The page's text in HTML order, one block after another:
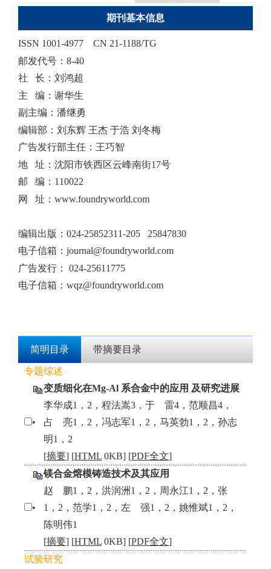
期刊基本信息
ISSN 1001-4977 CN 21-1188/TG
邮发代号：8-40
社 长：刘鸿超
主 编：谢华生
副主编：潘继勇
编辑部：刘东辉 王杰 于浩 刘冬梅
广告发行部主任：王巧智
地 址：沈阳市铁西区云峰南街17号
邮 编：110022
网 址：www.foundryworld.com
编辑出版 ： 024-25852311-205 25847830
电子信箱： journal@foundryworld.com
广告发行：
024-25611775
电子信箱： wqz@foundryworld.com
简明目录 带摘要目录
专题综述
变质细化在Mg-Al 系合金中的应用 及研究进展
•
李华成1，2，程法嵩3，于 雷4，范顺昌4，
占 亮1，2，冯志军1，2，马英勃1，2，孙志
明1，2
[摘要] [HTML 0KB] [PDF全文]
镁合金熔模铸造技术及其应用
•
赵 鹏1，2，洪润洲1，2，周永江1，2，张
1，2，范学1，2，左 强1，2，姚惟斌1，2，
陈明伟1
[摘要] [HTML 0KB] [PDF全文]
试验研究